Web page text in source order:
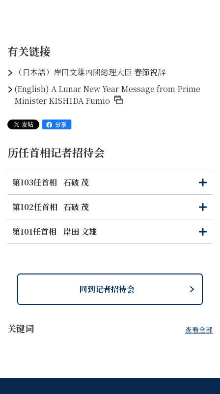
有关链接
（日本語）岸田文雄内閣総理大臣 春節祝辞
(English) A Lunar New Year Message from Prime
Minister KISHIDA Fumio
历任首相记者招待会
第103任首相 石破 茂
打
开
关
闭
第102任首相 石破 茂
打
开
关
闭
第101任首相
岸田 文雄
打
开
关
闭
关键词 查看全部
回到记者招待会